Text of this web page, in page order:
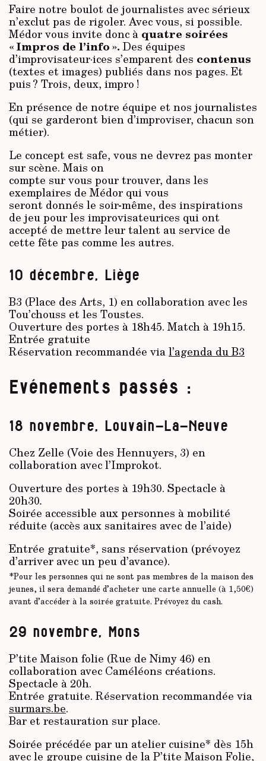
Faire notre boulot de journalistes avec sérieux
n’exclut pas de rigoler. Avec vous, si possible.
Médor vous invite donc à quatre soirées
« Impros de l’info ». Des équipes
d’improvisateur·ices s’emparent des contenus
(textes et images) publiés dans nos pages. Et
puis ? Trois, deux, impro !
En présence de notre équipe et nos journalistes
(qui se garderont bien d’improviser, chacun son
métier).
Le concept est safe, vous ne devrez pas monter
sur scène. Mais on
compte sur vous pour trouver, dans les
exemplaires de Médor qui vous
seront donnés le soir-même, des inspirations
de jeu pour les improvisateurices qui ont
accepté de mettre leur talent au service de
cette fête pas comme les autres.
10 décembre, Liège
B3 (Place des Arts, 1) en collaboration avec les
Tou’chouss et les Toustes.
Ouverture des portes à 18h45. Match à 19h15.
Entrée gratuite
Réservation recommandée vial’agenda du B3
Evénements passés :
18 novembre, Louvain-La-Neuve
Chez Zelle (Voie des Hennuyers, 3) en
collaboration avec l’Improkot.
Ouverture des portes à 19h30. Spectacle à
20h30.
Soirée accessible aux personnes à mobilité
réduite (accès aux sanitaires avec de l’aide)
Entrée gratuite*, sans réservation (prévoyez
d’arriver avec un peu d’avance).
*Pour les personnes qui ne sont pas membres de la maison des
jeunes, il sera demandé d’acheter une carte annuelle (à 1,50€)
avant d’accéder à la soirée gratuite. Prévoyez du cash.
29 novembre, Mons
P’tite Maison folie (Rue de Nimy 46) en
collaboration avec Caméléons créations.
Spectacle à 20h.
Entrée gratuite. Réservation recommandée via
surmars.be.
Bar et restauration sur place.
Soirée précédée par un atelier cuisine* dès 15h
avec le groupe cuisine de la P’tite Maison Folie,